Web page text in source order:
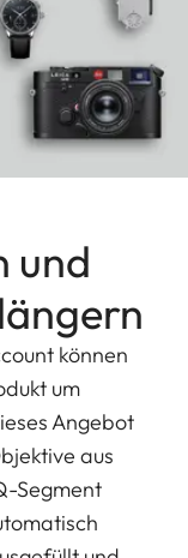
und
können
um
Angebot
aus
Segment